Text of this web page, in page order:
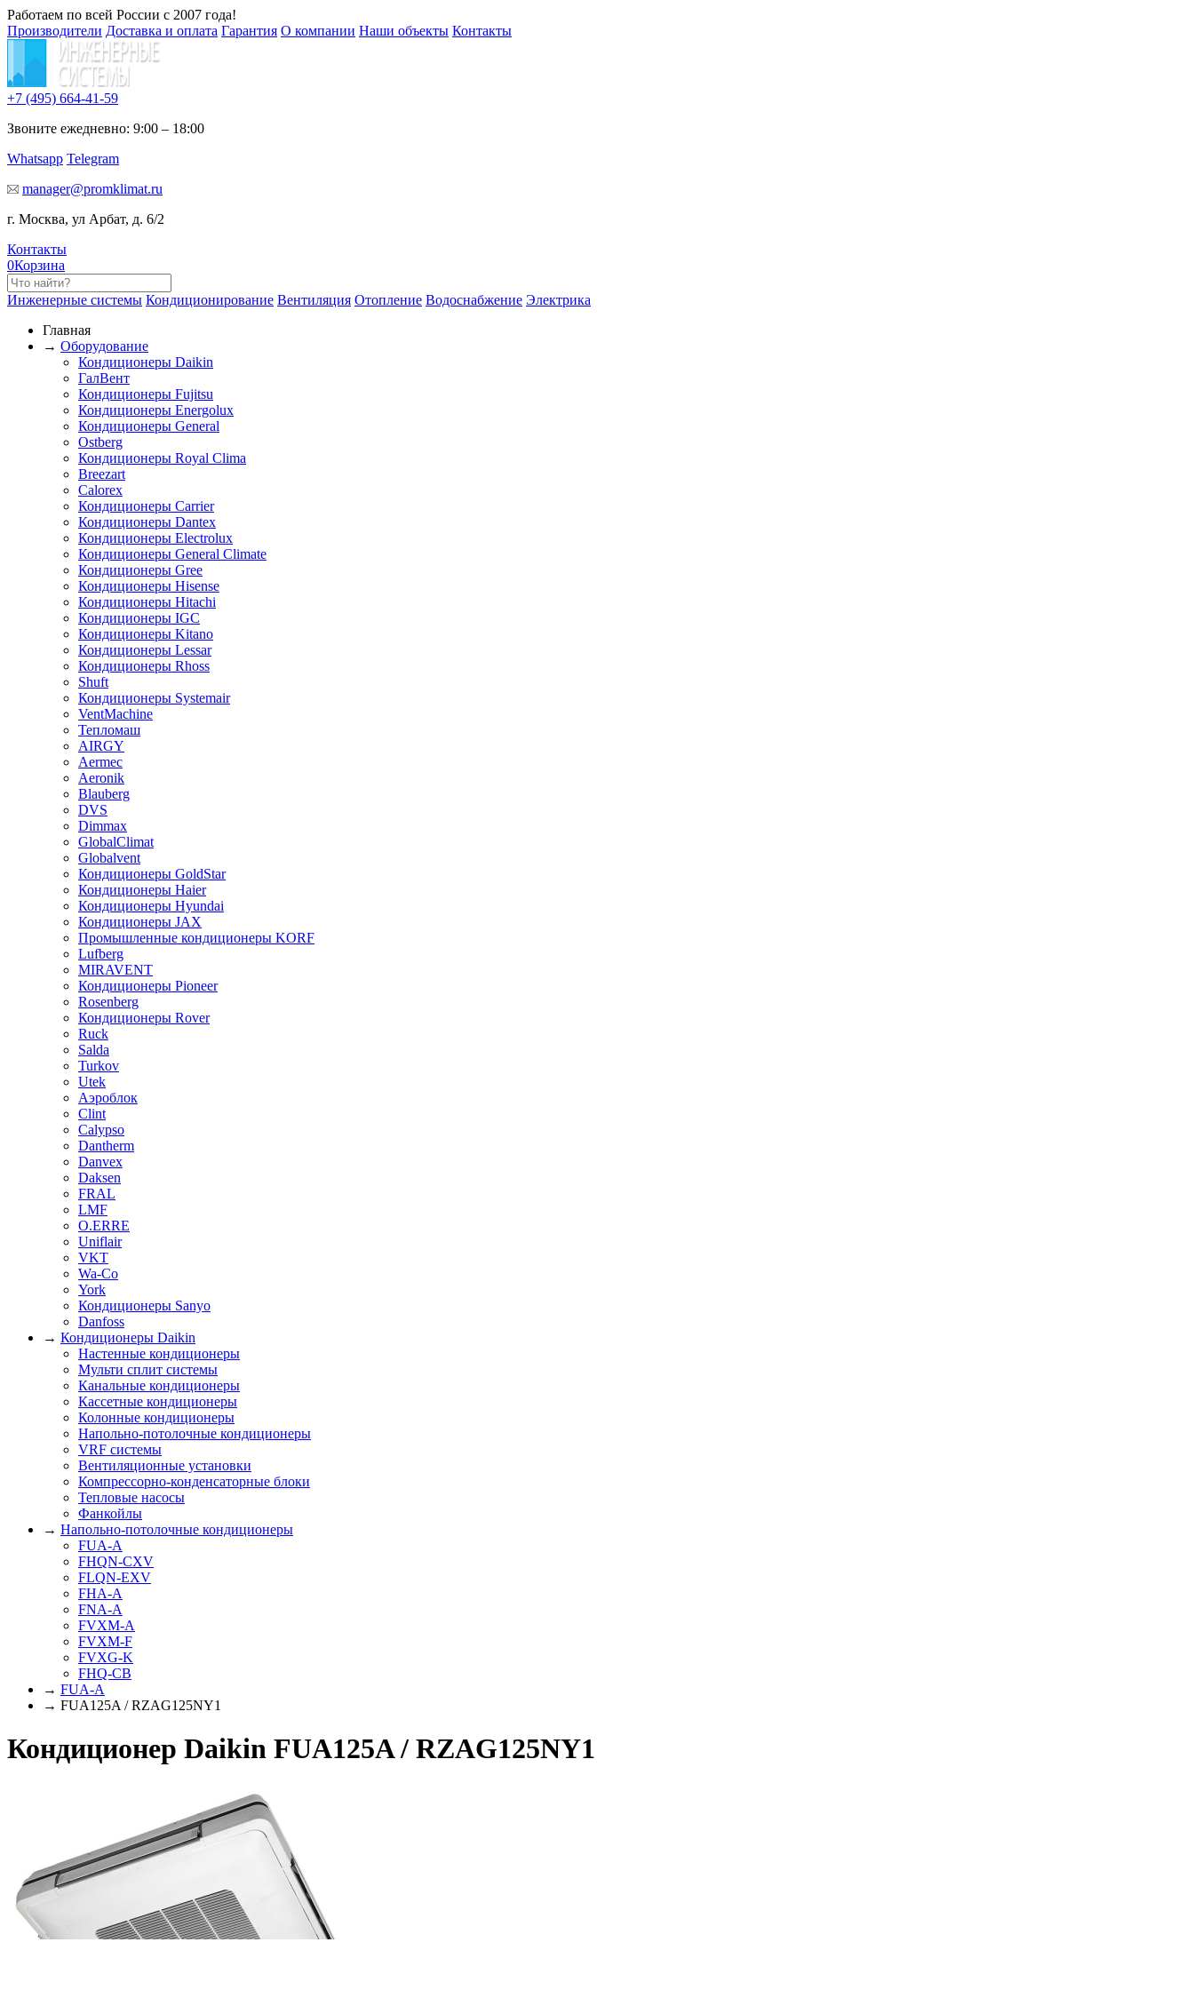
Работаем по всей России с 2007 года!
Производители Доставка и оплата Гарантия О компании Наши объекты Контакты
+7 (495) 664-41-59
Звоните ежедневно: 9:00 – 18:00
Whatsapp Telegram
manager@promklimat.ru
г. Москва, ул Арбат, д. 6/2
Контакты
0Корзина
Инженерные системы Кондиционирование Вентиляция Отопление Водоснабжение Электрика
Главная
→ Оборудование
Кондиционеры Daikin
ГалВент
Кондиционеры Fujitsu
Кондиционеры Energolux
Кондиционеры General
Ostberg
Кондиционеры Royal Clima
Breezart
Calorex
Кондиционеры Carrier
Кондиционеры Dantex
Кондиционеры Electrolux
Кондиционеры General Climate
Кондиционеры Gree
Кондиционеры Hisense
Кондиционеры Hitachi
Кондиционеры IGC
Кондиционеры Kitano
Кондиционеры Lessar
Кондиционеры Rhoss
Shuft
Кондиционеры Systemair
VentMachine
Тепломаш
AIRGY
Aermec
Aeronik
Blauberg
DVS
Dimmax
GlobalClimat
Globalvent
Кондиционеры GoldStar
Кондиционеры Haier
Кондиционеры Hyundai
Кондиционеры JAX
Промышленные кондиционеры KORF
Lufberg
MIRAVENT
Кондиционеры Pioneer
Rosenberg
Кондиционеры Rover
Ruck
Salda
Turkov
Utek
Аэроблок
Clint
Calypso
Dantherm
Danvex
Daksen
FRAL
LMF
O.ERRE
Uniflair
VKT
Wa-Co
York
Кондиционеры Sanyo
Danfoss
→ Кондиционеры Daikin
Настенные кондиционеры
Мульти сплит системы
Канальные кондиционеры
Кассетные кондиционеры
Колонные кондиционеры
Напольно-потолочные кондиционеры
VRF системы
Вентиляционные установки
Компрессорно-конденсаторные блоки
Тепловые насосы
Фанкойлы
→ Напольно-потолочные кондиционеры
FUA-A
FHQN-CXV
FLQN-EXV
FHA-A
FNA-A
FVXM-A
FVXM-F
FVXG-K
FHQ-CB
→ FUA-A
→ FUA125A / RZAG125NY1
Кондиционер Daikin FUA125A / RZAG125NY1